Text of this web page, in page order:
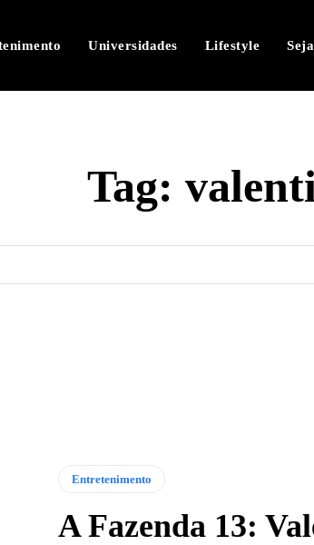
Universidades Lifestyle
Tag:
Entretenimento
A Fazenda 13: